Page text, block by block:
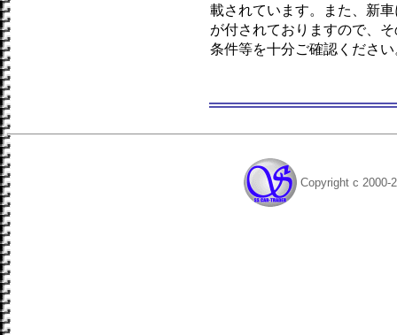
載されています。また、新
が付されておりますので、
条件等を十分ご確認ください
Copyright c 2000-